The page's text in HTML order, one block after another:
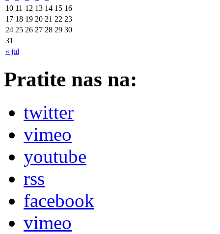
« jul
10 11 12 13 14 15 16
17 18 19 20 21 22 23
24 25 26 27 28 29 30
31
Pratite nas na:
twitter
vimeo
youtube
rss
facebook
vimeo